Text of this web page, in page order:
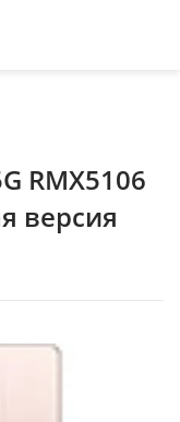
RMX5106
версия